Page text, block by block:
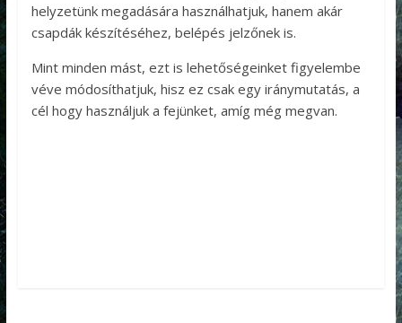
helyzetünk megadására használhatjuk, hanem akár
csapdák készítéséhez, belépés jelzőnek is.
Mint minden mást, ezt is lehetőségeinket figyelembe
véve módosíthatjuk, hisz ez csak egy iránymutatás, a
cél hogy használjuk a fejünket, amíg még megvan.